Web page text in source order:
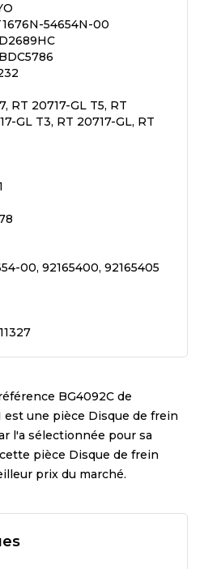
54654N-00
BDC5786
RT 20717-GL T5, RT
GL T3, RT 20717-GL, RT
00, 92165400, 92165405
BG4092C de
est une pièce Disque de frein
l'a sélectionnée pour sa
pièce Disque de frein
prix du marché.